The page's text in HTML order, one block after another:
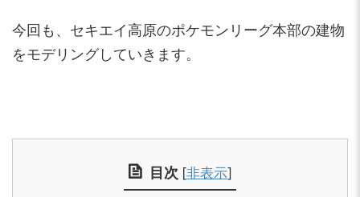
今回も、セキエイ高原のポケモンリーグ本部の建物
をモデリングしていきます。
目次 [非表示]